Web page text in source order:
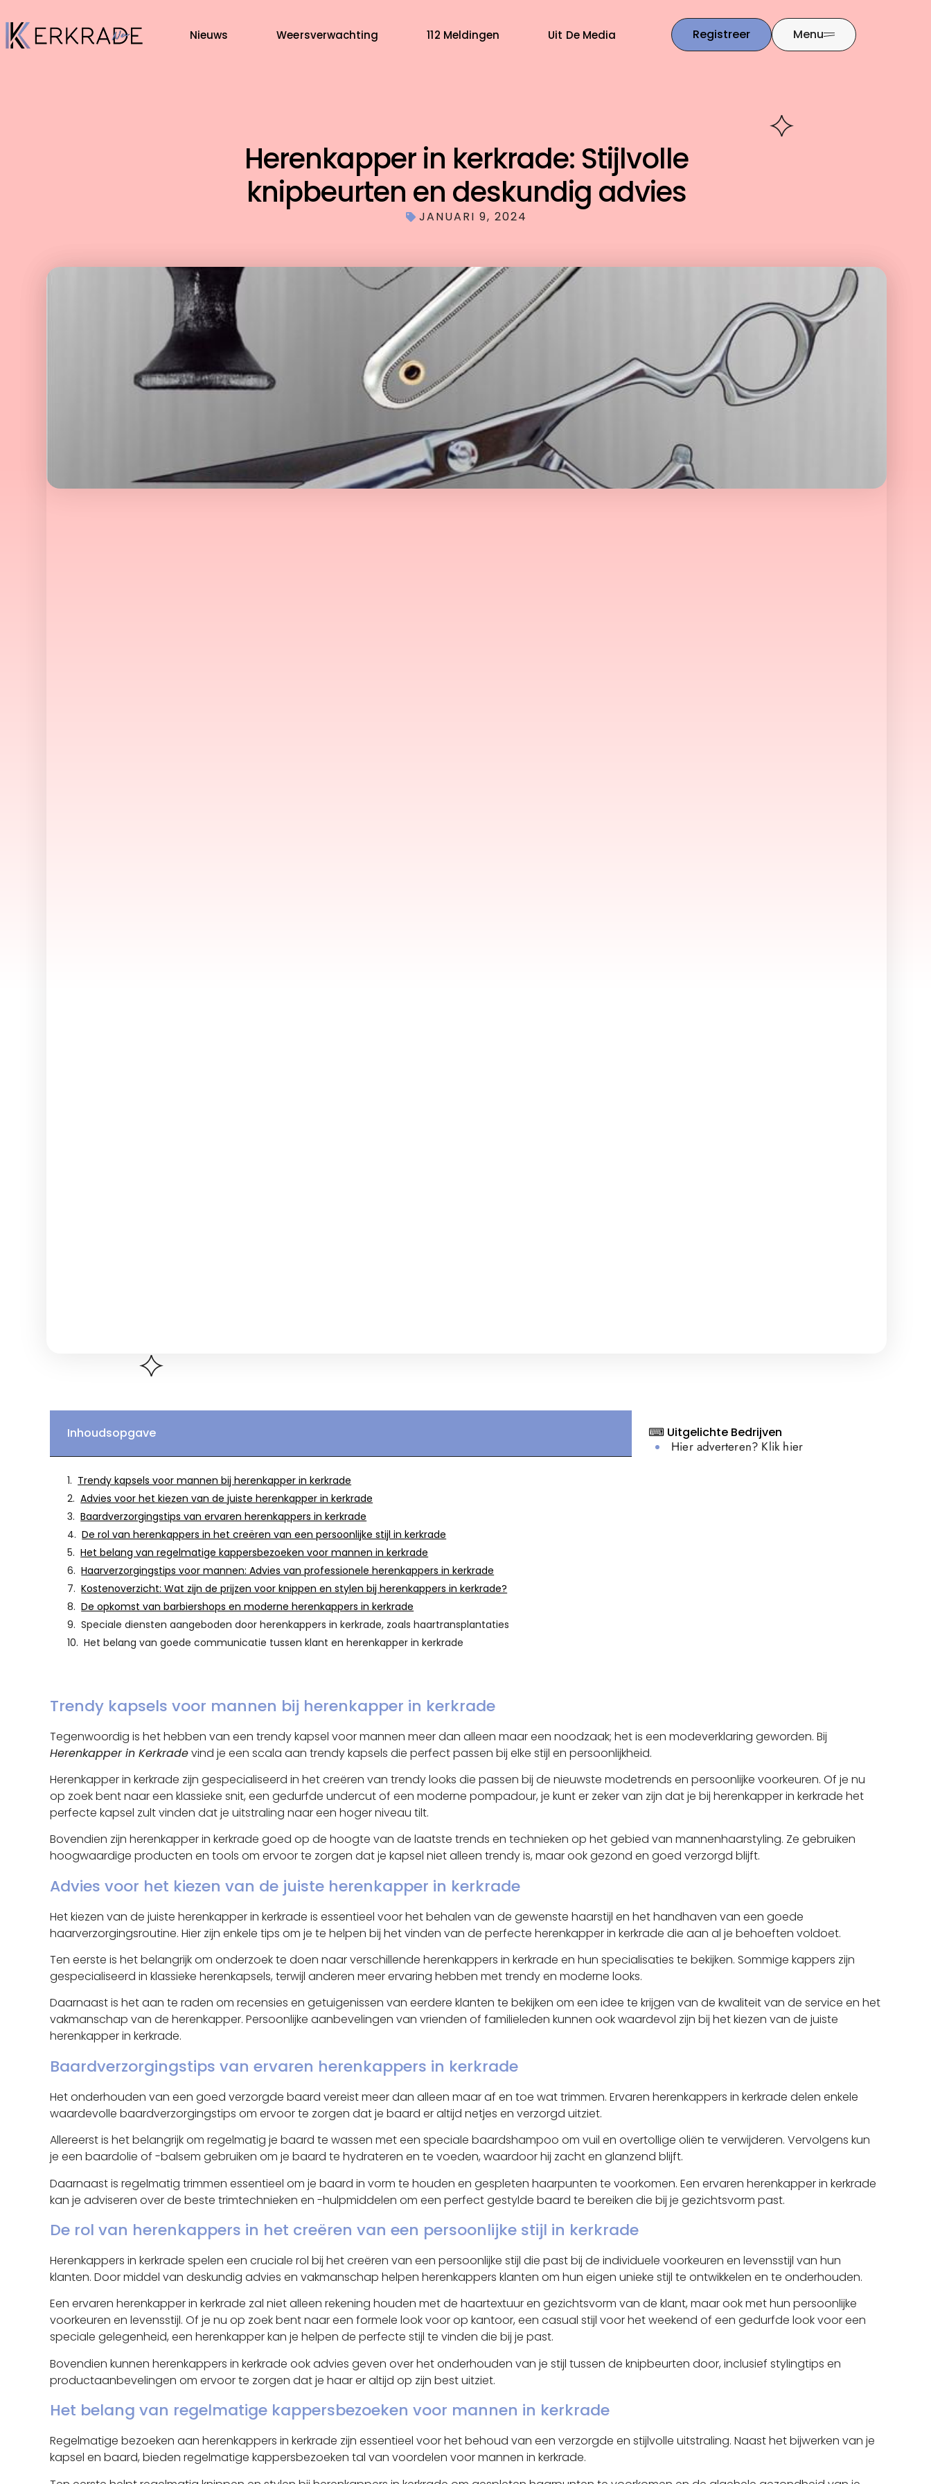
Nieuws Weersverwachting 112 Meldingen Uit De Media Registreer Menu
Herenkapper in kerkrade: Stijlvolle
knipbeurten en deskundig advies
JANUARI 9, 2024
Inhoudsopgave
Trendy kapsels voor mannen bij herenkapper in kerkrade
Advies voor het kiezen van de juiste herenkapper in kerkrade
Baardverzorgingstips van ervaren herenkappers in kerkrade
De rol van herenkappers in het creëren van een persoonlijke stijl in kerkrade
Het belang van regelmatige kappersbezoeken voor mannen in kerkrade
Haarverzorgingstips voor mannen: Advies van professionele herenkappers in kerkrade
Kostenoverzicht: Wat zijn de prijzen voor knippen en stylen bij herenkappers in kerkrade?
De opkomst van barbiershops en moderne herenkappers in kerkrade
Speciale diensten aangeboden door herenkappers in kerkrade, zoals haartransplantaties
Het belang van goede communicatie tussen klant en herenkapper in kerkrade
⌨ Uitgelichte Bedrijven
Hier adverteren? Klik hier
Trendy kapsels voor mannen bij herenkapper in kerkrade
Tegenwoordig is het hebben van een trendy kapsel voor mannen meer dan alleen maar een noodzaak; het is een modeverklaring geworden. Bij
Herenkapper in Kerkradevind je een scala aan trendy kapsels die perfect passen bij elke stijl en persoonlijkheid.
Herenkapper in kerkrade zijn gespecialiseerd in het creëren van trendy looks die passen bij de nieuwste modetrends en persoonlijke voorkeuren. Of je nu
op zoek bent naar een klassieke snit, een gedurfde undercut of een moderne pompadour, je kunt er zeker van zijn dat je bij herenkapper in kerkrade het
perfecte kapsel zult vinden dat je uitstraling naar een hoger niveau tilt.
Bovendien zijn herenkapper in kerkrade goed op de hoogte van de laatste trends en technieken op het gebied van mannenhaarstyling. Ze gebruiken
hoogwaardige producten en tools om ervoor te zorgen dat je kapsel niet alleen trendy is, maar ook gezond en goed verzorgd blijft.
Advies voor het kiezen van de juiste herenkapper in kerkrade
Het kiezen van de juiste herenkapper in kerkrade is essentieel voor het behalen van de gewenste haarstijl en het handhaven van een goede
haarverzorgingsroutine. Hier zijn enkele tips om je te helpen bij het vinden van de perfecte herenkapper in kerkrade die aan al je behoeften voldoet.
Ten eerste is het belangrijk om onderzoek te doen naar verschillende herenkappers in kerkrade en hun specialisaties te bekijken. Sommige kappers zijn
gespecialiseerd in klassieke herenkapsels, terwijl anderen meer ervaring hebben met trendy en moderne looks.
Daarnaast is het aan te raden om recensies en getuigenissen van eerdere klanten te bekijken om een idee te krijgen van de kwaliteit van de service en het
vakmanschap van de herenkapper. Persoonlijke aanbevelingen van vrienden of familieleden kunnen ook waardevol zijn bij het kiezen van de juiste
herenkapper in kerkrade.
Baardverzorgingstips van ervaren herenkappers in kerkrade
Het onderhouden van een goed verzorgde baard vereist meer dan alleen maar af en toe wat trimmen. Ervaren herenkappers in kerkrade delen enkele
waardevolle baardverzorgingstips om ervoor te zorgen dat je baard er altijd netjes en verzorgd uitziet.
Allereerst is het belangrijk om regelmatig je baard te wassen met een speciale baardshampoo om vuil en overtollige oliën te verwijderen. Vervolgens kun
je een baardolie of -balsem gebruiken om je baard te hydrateren en te voeden, waardoor hij zacht en glanzend blijft.
Daarnaast is regelmatig trimmen essentieel om je baard in vorm te houden en gespleten haarpunten te voorkomen. Een ervaren herenkapper in kerkrade
kan je adviseren over de beste trimtechnieken en -hulpmiddelen om een perfect gestylde baard te bereiken die bij je gezichtsvorm past.
De rol van herenkappers in het creëren van een persoonlijke stijl in kerkrade
Herenkappers in kerkrade spelen een cruciale rol bij het creëren van een persoonlijke stijl die past bij de individuele voorkeuren en levensstijl van hun
klanten. Door middel van deskundig advies en vakmanschap helpen herenkappers klanten om hun eigen unieke stijl te ontwikkelen en te onderhouden.
Een ervaren herenkapper in kerkrade zal niet alleen rekening houden met de haartextuur en gezichtsvorm van de klant, maar ook met hun persoonlijke
voorkeuren en levensstijl. Of je nu op zoek bent naar een formele look voor op kantoor, een casual stijl voor het weekend of een gedurfde look voor een
speciale gelegenheid, een herenkapper kan je helpen de perfecte stijl te vinden die bij je past.
Bovendien kunnen herenkappers in kerkrade ook advies geven over het onderhouden van je stijl tussen de knipbeurten door, inclusief stylingtips en
productaanbevelingen om ervoor te zorgen dat je haar er altijd op zijn best uitziet.
Het belang van regelmatige kappersbezoeken voor mannen in kerkrade
Regelmatige bezoeken aan herenkappers in kerkrade zijn essentieel voor het behoud van een verzorgde en stijlvolle uitstraling. Naast het bijwerken van je
kapsel en baard, bieden regelmatige kappersbezoeken tal van voordelen voor mannen in kerkrade.